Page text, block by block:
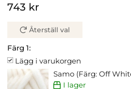
743 kr
Återställ val
Färg 1:
Lägg i varukorgen
Samo (Färg: Off
I lager